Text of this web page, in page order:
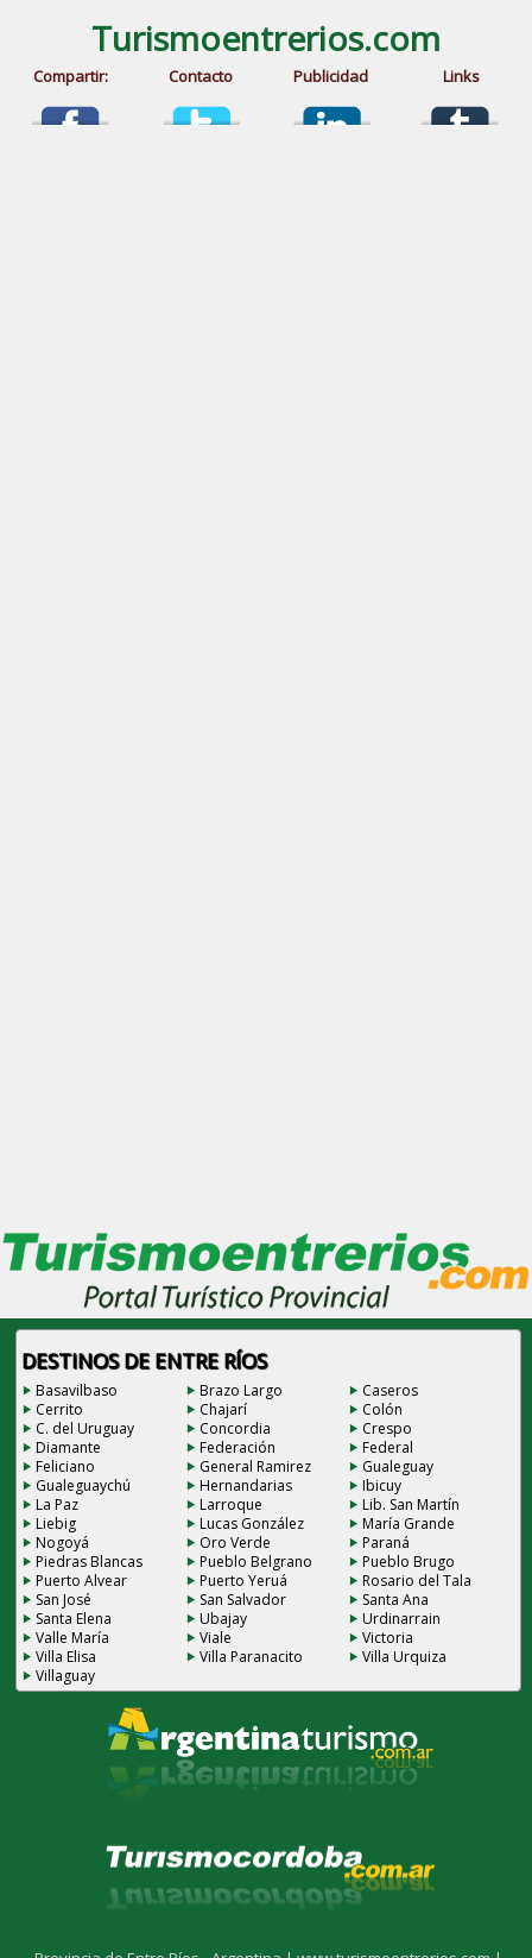
Turismoentrerios.com
Compartir: Contacto Publicidad Links
DESTINOS DE ENTRE RÍOS
Basavilbaso Brazo Largo
Caseros
Cerrito
Chajarí
Colón
C. del Uruguay
Concordia
Crespo
Diamante
Federación
Federal
Feliciano
General Ramirez
Gualeguay
Gualeguaychú
Hernandarias
Ibicuy
La Paz
Larroque
Lib. San Martín
Liebig
Lucas González
María Grande
Nogoyá
Oro Verde
Paraná
Piedras Blancas
Pueblo Belgrano
Pueblo Brugo
Puerto Alvear
Puerto Yeruá
Rosario del Tala
San José
San Salvador
Santa Ana
Santa Elena
Ubajay
Urdinarrain
Valle María
Viale
Victoria
Villa Elisa
Villa Paranacito
Villa Urquiza
Villaguay